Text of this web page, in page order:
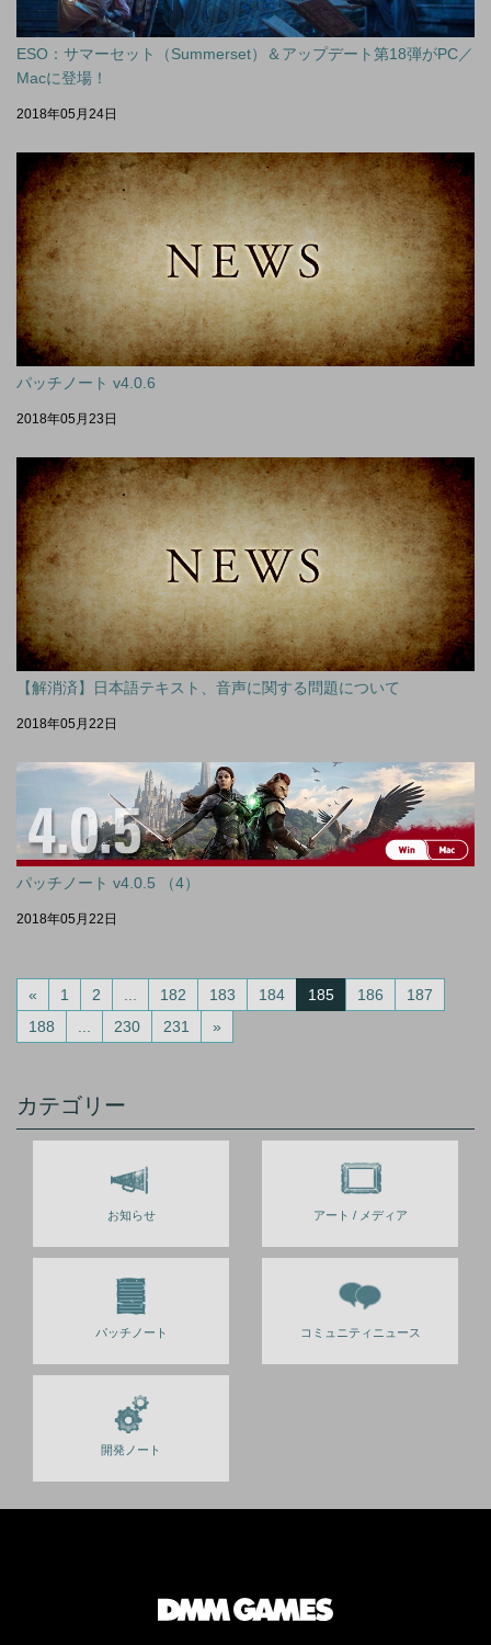
ESO：サマーセット（Summerset）＆アップデート第18弾がPC／
Macに登場！
2018年05月24日
パッチノート v4.0.6
2018年05月23日
【解消済】日本語テキスト、音声に関する問題について
2018年05月22日
パッチノート v4.0.5 （4）
2018年05月22日
« 1 2 182 183 184 185 186
187
188
230 231 »
カテゴリー
お知らせ アート / メディア
パッチノート コミュニティニュース
開発ノート